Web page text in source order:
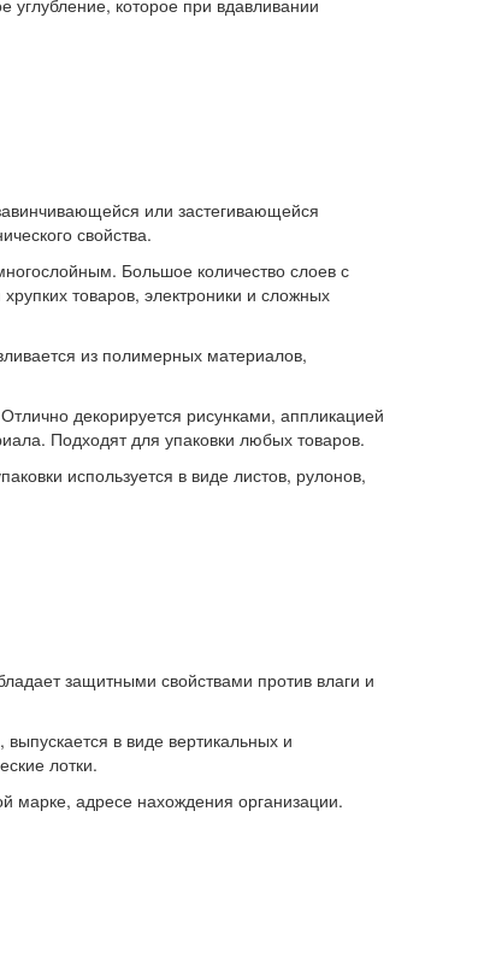
которое при вдавливании
или застегивающейся
свойства.
Большое количество слоев с
товаров, электроники и сложных
из полимерных материалов,
декорируется рисунками, аппликацией
Подходят для упаковки любых товаров.
используется в виде листов, рулонов,
защитными свойствами против влаги и
в виде вертикальных и
лотки.
адресе нахождения организации.